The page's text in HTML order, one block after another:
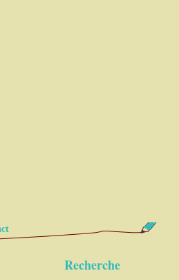
Recherche